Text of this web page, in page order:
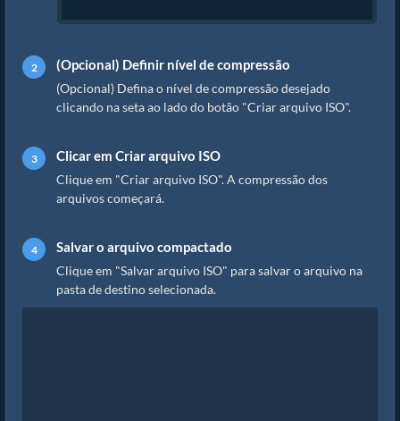
(Opcional) Definir nível de compressão
(Opcional) Defina o nível de compressão desejado
clicando na seta ao lado do botão "Criar arquivo ISO".
Clicar em Criar arquivo ISO
Clique em "Criar arquivo ISO". A compressão dos
arquivos começará.
Salvar o arquivo compactado
Clique em "Salvar arquivo ISO" para salvar o arquivo na
pasta de destino selecionada.